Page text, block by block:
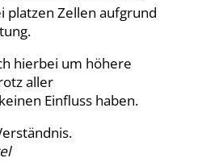
platzen Zellen aufgrund
hierbei um höhere
aller
Einfluss haben.